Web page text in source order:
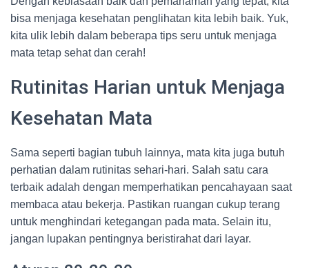
bisa menjaga kesehatan penglihatan kita lebih baik. Yuk,
kita ulik lebih dalam beberapa tips seru untuk menjaga
mata tetap sehat dan cerah!
Rutinitas Harian untuk Menjaga
Kesehatan Mata
Sama seperti bagian tubuh lainnya, mata kita juga butuh
perhatian dalam rutinitas sehari-hari. Salah satu cara
terbaik adalah dengan memperhatikan pencahayaan saat
membaca atau bekerja. Pastikan ruangan cukup terang
untuk menghindari ketegangan pada mata. Selain itu,
jangan lupakan pentingnya beristirahat dari layar.